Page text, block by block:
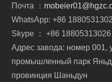
Почта ：
WhatsApp: +86
Skype ： +86 18805313026
Адрес завода: номер 001,
промышленный парк
провинция Шаньдун